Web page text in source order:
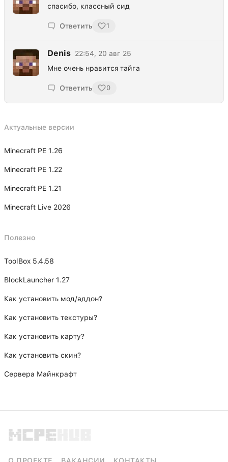
спасибо, классный сид
Ответить 1
Denis 22:54, 20 авг 25
Мне очень нравится тайга
Ответить 0
Актуальные версии
Minecraft PE 1.26
Minecraft PE 1.22
Minecraft PE 1.21
Minecraft Live 2026
Полезно
ToolBox 5.4.58
BlockLauncher 1.27
Как установить мод/аддон?
Как установить текстуры?
Как установить карту?
Как установить скин?
Сервера Майнкрафт
О ПРОЕКТЕ ВАКАНСИИ КОНТАКТЫ